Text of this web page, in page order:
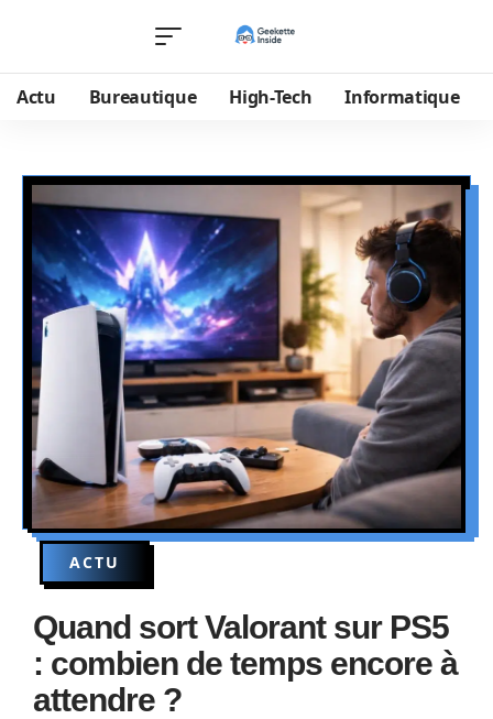
Actu Bureautique High-Tech Informatique
ACTU
Quand sort Valorant sur PS5
: combien de temps encore à
attendre ?